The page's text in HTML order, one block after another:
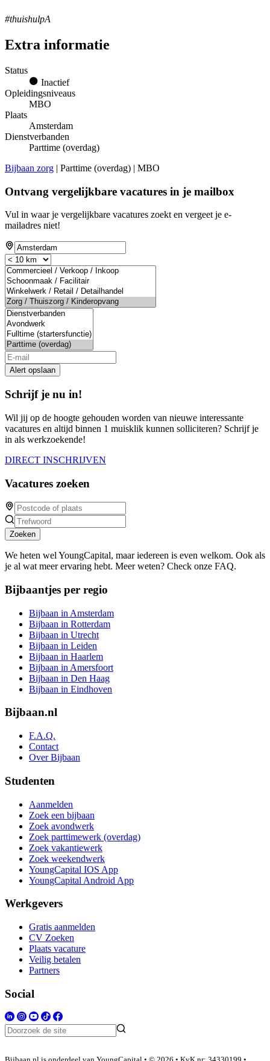
#thuishulpA
Extra informatie
Status
Inactief
Opleidingsniveaus
MBO
Plaats
Amsterdam
Dienstverbanden
Parttime (overdag)
Bijbaan zorg | Parttime (overdag) | MBO
Ontvang vergelijkbare vacatures in je mailbox
Vul in waar je vergelijkbare vacatures zoekt en vergeet je e-
mailadres niet!
Alert opslaan
Schrijf je nu in!
Wil jij op de hoogte gehouden worden van nieuwe interessante
vacatures en altijd binnen 1 muisklik kunnen solliciteren? Schrijf je
in als werkzoekende!
DIRECT INSCHRIJVEN
Vacatures zoeken
Zoeken
We heten wel YoungCapital, maar iedereen is even welkom. Ook als
je al wat meer ervaring hebt. Meer weten? Check onze FAQ.
Bijbaantjes per regio
Bijbaan in Amsterdam
Bijbaan in Rotterdam
Bijbaan in Utrecht
Bijbaan in Leiden
Bijbaan in Haarlem
Bijbaan in Amersfoort
Bijbaan in Den Haag
Bijbaan in Eindhoven
Bijbaan.nl
F.A.Q.
Contact
Over Bijbaan
Studenten
Aanmelden
Zoek een bijbaan
Zoek avondwerk
Zoek parttimewerk (overdag)
Zoek vakantiewerk
Zoek weekendwerk
YoungCapital IOS App
YoungCapital Android App
Werkgevers
Gratis aanmelden
CV Zoeken
Plaats vacature
Veilig betalen
Partners
Social